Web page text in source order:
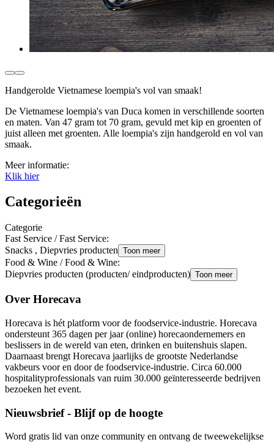
Handgerolde Vietnamese loempia's vol van smaak!
De Vietnamese loempia's van Duca komen in verschillende soorten
en maten. Van 47 gram tot 70 gram, gevuld met kip en groenten of
juist alleen met groenten. Alle loempia's zijn handgerold en vol van
smaak.
Meer informatie:
Klik hier
Categorieën
Categorie
Fast Service / Fast Service:
Snacks , Diepvries producten Toon meer
Food & Wine / Food & Wine:
Diepvries producten (producten/ eindproducten) Toon meer
Over Horecava
Horecava is hét platform voor de foodservice-industrie. Horecava
ondersteunt 365 dagen per jaar (online) horecaondernemers en
beslissers in de wereld van eten, drinken en buitenshuis slapen.
Daarnaast brengt Horecava jaarlijks de grootste Nederlandse
vakbeurs voor en door de foodservice-industrie. Circa 60.000
hospitalityprofessionals van ruim 30.000 geïnteresseerde bedrijven
bezoeken het event.
Nieuwsbrief - Blijf op de hoogte
Word gratis lid van onze community en ontvang de tweewekelijkse